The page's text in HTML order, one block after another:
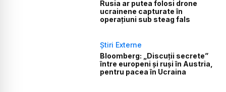
Rusia ar putea folosi drone
ucrainene capturate în
operațiuni sub steag fals
Știri Externe
Bloomberg: „Discuții secrete”
între europeni și ruși în Austria,
pentru pacea în Ucraina